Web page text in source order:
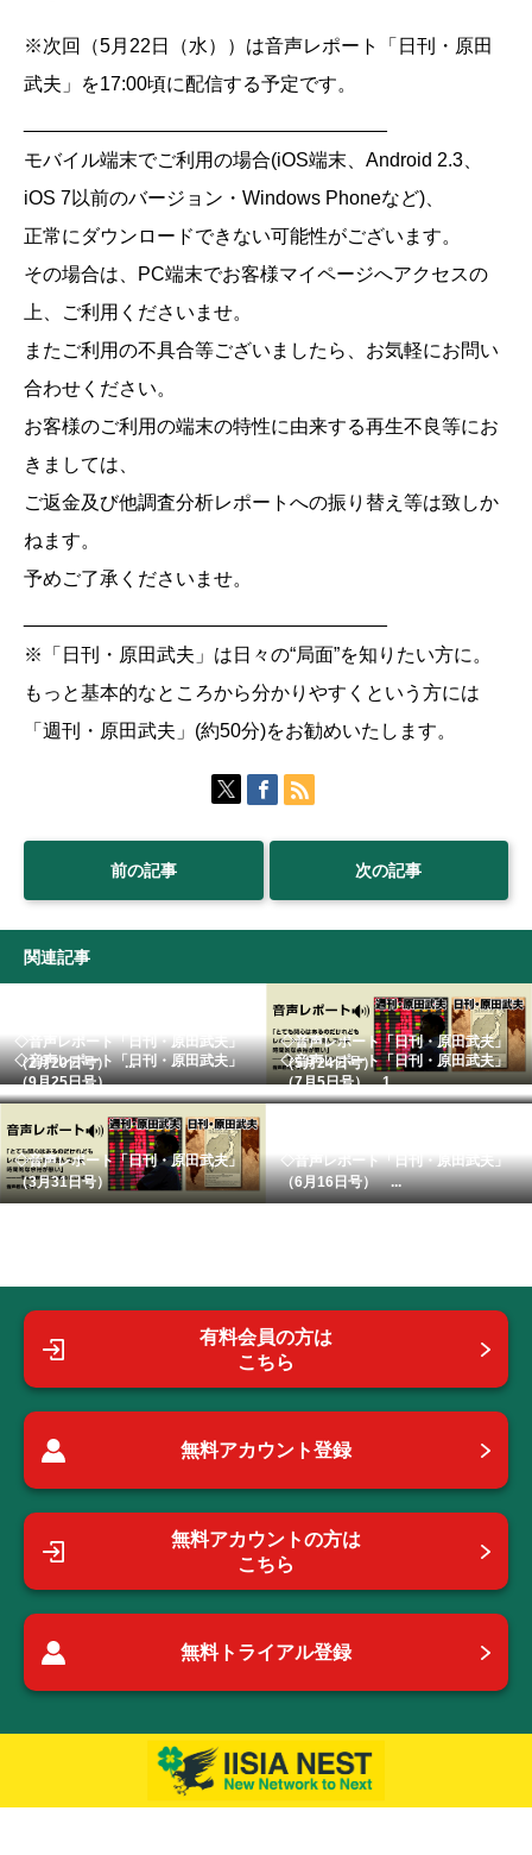
※次回（5月22日（水））は音声レポート「日刊・原田
武夫」を17:00頃に配信する予定です。
モバイル端末でご利用の場合(iOS端末、Android 2.3、
iOS 7以前のバージョン・Windows Phoneなど)、
正常にダウンロードできない可能性がございます。
その場合は、PC端末でお客様マイページへアクセスの
上、ご利用くださいませ。
またご利用の不具合等ございましたら、お気軽にお問い
合わせください。
お客様のご利用の端末の特性に由来する再生不良等にお
きましては、
ご返金及び他調査分析レポートへの振り替え等は致しか
ねます。
予めご了承くださいませ。
※「日刊・原田武夫」は日々の“局面”を知りたい方に。
もっと基本的なところから分かりやすくという方には
「週刊・原田武夫」(約50分)をお勧めいたします。
前の記事 次の記事
関連記事
◇音声レポート「日刊・原田武夫」
（2月20日号） ...
◇音声レポート「日刊・原田武夫」
（5月24日号）
◇音声レポート「日刊・原田武夫」
（9月25日号） ...
◇音声レポート「日刊・原田武夫」
（7月5日号） 1...
◇音声レポート「日刊・原田武夫」
（3月31日号）
◇音声レポート「日刊・原田武夫」
（6月16日号） ...
有料会員の方は
こちら
無料アカウント登録
無料アカウントの方は
こちら
無料トライアル登録